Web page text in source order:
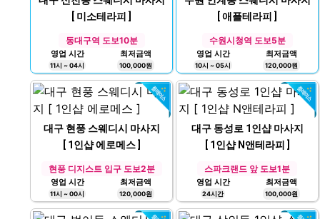
[ 미소테라피 ]
동대구역 도보10분
영업 시간
11시 ~ 04시
최저금액
100,000원
[ 애플테라피 ]
수원시청역 도보5분
영업 시간
10시 ~ 05시
최저금액
120,000원
대구 현풍 스웨디시 마사지
[ 1인샵 에로메스 ]
현풍 디지스트 입구 도보2분
영업 시간
11시 ~ 00시
최저금액
120,000원
대구 동성로 1인샵 마사지
[ 1인샵 N앤테라피 ]
스파크랜드 앞 도보1분
영업 시간
24시간
최저금액
100,000원